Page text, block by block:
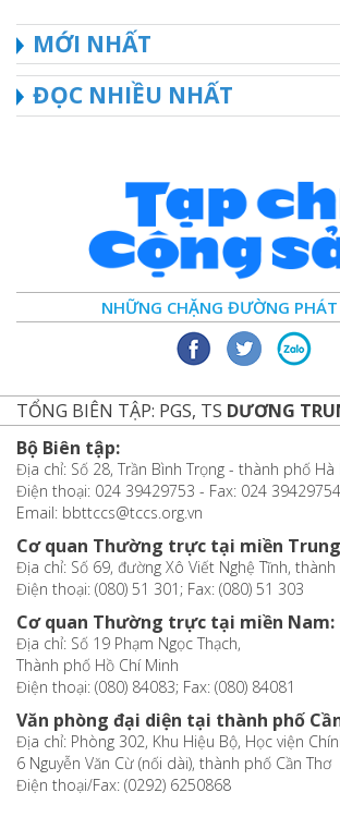
MỚI NHẤT
ĐỌC NHIỀU NHẤT
NHỮNG CHẶNG ĐƯỜNG PHÁT
TỔNG BIÊN TẬP: PGS, TS DƯƠNG
Bộ Biên tập:
Địa chỉ: Số 28, Trần Bình Trọng - thành phố Hà
Điện thoại: 024 39429753 - Fax: 024 39429754
Email: bbttccs@tccs.org.vn
Cơ quan Thường trực tại miền
Địa chỉ: Số 69, đường Xô Viết Nghệ Tĩnh,
Điện thoại: (080) 51 301; Fax: (080) 51 303
Cơ quan Thường trực tại miền Nam:
Địa chỉ: Số 19 Phạm Ngọc Thạch,
Thành phố Hồ Chí Minh
Điện thoại: (080) 84083; Fax: (080) 84081
Văn phòng đại diện tại thành phố
Địa chỉ: Phòng 302, Khu Hiệu Bộ, Học viện
6 Nguyễn Văn Cừ (nối dài), thành phố Cần Thơ
Điện thoại/Fax: (0292) 6250868